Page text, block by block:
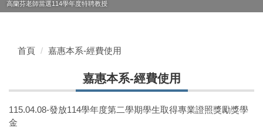
高蘭芬老師當選114學年度特聘教授
首頁 嘉惠本系-經費使用
嘉惠本系-經費使用
115.04.08-發放114學年度第二學期學生取得專業證照獎勵獎學
金